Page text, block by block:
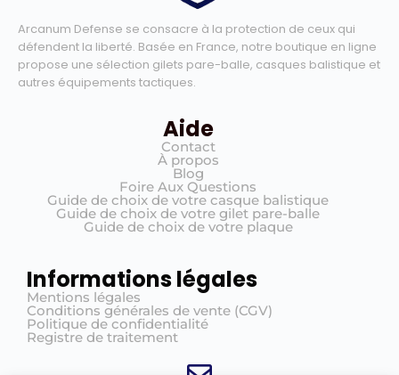
Arcanum Defense se consacre à la protection de ceux qui
défendent la liberté. Basée en France, notre boutique en ligne
propose une sélection gilets pare-balle, casques balistique et
autres équipements tactiques.
Aide
Contact
À propos
Blog
Foire Aux Questions
Guide de choix de votre casque balistique
Guide de choix de votre gilet pare-balle
Guide de choix de votre plaque
Informations légales
Mentions légales
Conditions générales de vente (CGV)
Politique de confidentialité
Registre de traitement